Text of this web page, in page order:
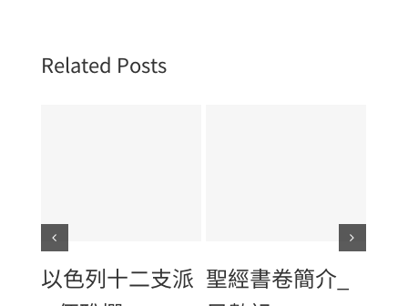
Related Posts
以色列十二支派 聖經書卷簡介_